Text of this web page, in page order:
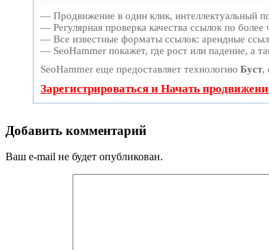
— Продвижение в один клик, интеллектуальный
— Регулярная проверка качества ссылок по
— Все известные форматы ссылок: арендные
— SeoHammer покажет, где рост или падение, а
SeoHammer еще предоставляет технологию Буст,
Зарегистрироваться и Начать
Добавить комментарий
Ваш e-mail не будет опубликован.